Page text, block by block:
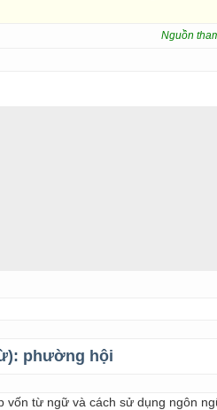
Nguồn
phường hội
từ ngữ và cách sử dụng ngôn